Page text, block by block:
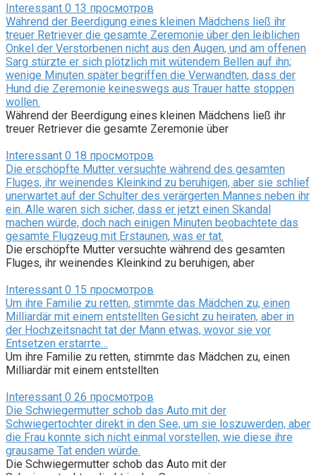
Interessant 0 13 просмотров
Während der Beerdigung eines kleinen Mädchens ließ ihr
treuer Retriever die gesamte Zeremonie über den leiblichen
Onkel der Verstorbenen nicht aus den Augen, und am offenen
Sarg stürzte er sich plötzlich mit wütendem Bellen auf ihn;
wenige Minuten später begriffen die Verwandten, dass der
Hund die Zeremonie keineswegs aus Trauer hatte stoppen
wollen.
Während der Beerdigung eines kleinen Mädchens ließ ihr
treuer Retriever die gesamte Zeremonie über
Interessant 0 18 просмотров
Die erschöpfte Mutter versuchte während des gesamten
Fluges, ihr weinendes Kleinkind zu beruhigen, aber sie schlief
unerwartet auf der Schulter des verärgerten Mannes neben ihr
ein. Alle waren sich sicher, dass er jetzt einen Skandal
machen würde, doch nach einigen Minuten beobachtete das
gesamte Flugzeug mit Erstaunen, was er tat.
Die erschöpfte Mutter versuchte während des gesamten
Fluges, ihr weinendes Kleinkind zu beruhigen, aber
Interessant 0 15 просмотров
Um ihre Familie zu retten, stimmte das Mädchen zu, einen
Milliardär mit einem entstellten Gesicht zu heiraten, aber in
der Hochzeitsnacht tat der Mann etwas, wovor sie vor
Entsetzen erstarrte…
Um ihre Familie zu retten, stimmte das Mädchen zu, einen
Milliardär mit einem entstellten
Interessant 0 26 просмотров
Die Schwiegermutter schob das Auto mit der
Schwiegertochter direkt in den See, um sie loszuwerden, aber
die Frau konnte sich nicht einmal vorstellen, wie diese ihre
grausame Tat enden würde.
Die Schwiegermutter schob das Auto mit der